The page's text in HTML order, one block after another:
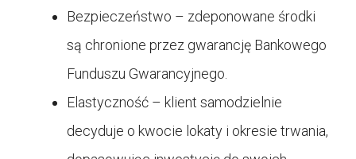
Bezpieczeństwo – zdeponowane środki
są chronione przez gwarancję Bankowego
Funduszu Gwarancyjnego.
Elastyczność – klient samodzielnie
decyduje o kwocie lokaty i okresie trwania,